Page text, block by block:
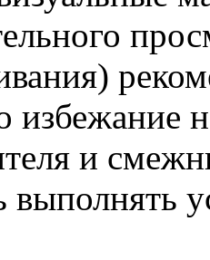
избежание
и
выполнять